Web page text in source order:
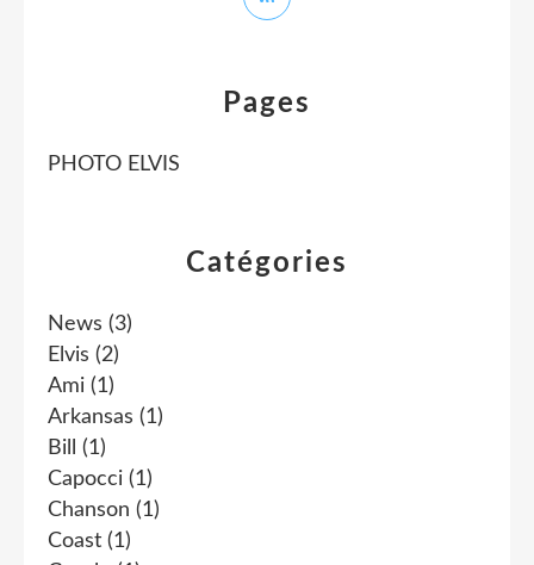
Catégories
News (3)
Elvis (2)
Ami (1)
Arkansas (1)
Bill
(1)
Capocci (1)
Chanson (1)
Coast (1)
Pages
PHOTO ELVIS